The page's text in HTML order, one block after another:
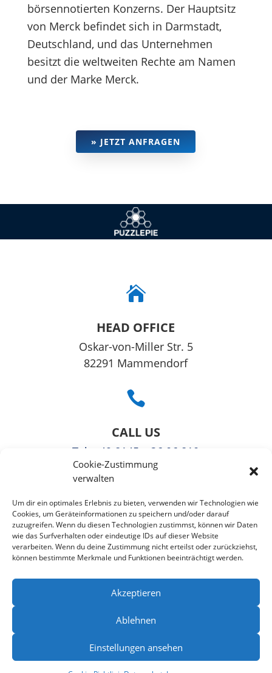
Cookie-Zustimmung
verwalten
Um dir ein optimales Erlebnis zu bieten, verwenden wir Technologien wie
Cookies, um Geräteinformationen zu speichern und/oder darauf
zuzugreifen. Wenn du diesen Technologien zustimmst, können wir Daten
wie das Surfverhalten oder eindeutige IDs auf dieser Website
verarbeiten. Wenn du deine Zustimmung nicht erteilst oder zurückziehst,
können bestimmte Merkmale und Funktionen beeinträchtigt werden.
Akzeptieren
Ablehnen
Einstellungen ansehen
börsennotierten Konzerns. Der Hauptsitz
von Merck befindet sich in Darmstadt,
Deutschland, und das Unternehmen
besitzt die weltweiten Rechte am Namen
und der Marke Merck.
» JETZT ANFRAGEN

HEAD OFFICE
Oskar-von-Mil­ler Str. 5
82291 Mam­men­dorf

CALL US
Tel
: +49 8145 – 36 06 810
Fax: +49 3221108991363

EMAIL US
info@puzzlepie.de
»Kontaktformular«
Home|Impressum|Datenschutzerklärung|